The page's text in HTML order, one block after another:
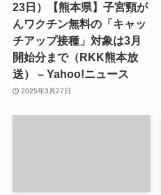
23日）【熊本県】子宮頸が
んワクチン無料の「キャッ
チアップ接種」対象は3月
開始分まで（RKK熊本放
送） – Yahoo!ニュース
2025年3月27日